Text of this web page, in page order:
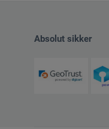
Absolut sikker